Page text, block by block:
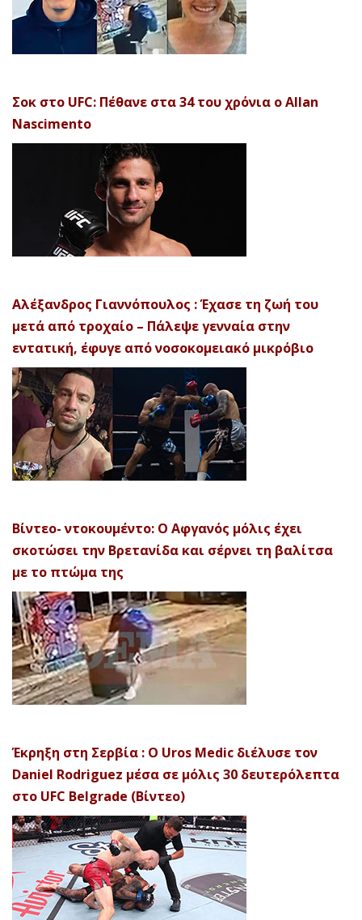
Σοκ στο UFC: Πέθανε στα 34 του χρόνια ο Allan
Nascimento
Αλέξανδρος Γιαννόπουλος : Έχασε τη ζωή του
μετά από τροχαίο – Πάλεψε γενναία στην
εντατική, έφυγε από νοσοκομειακό μικρόβιο
Βίντεο- ντοκουμέντο: Ο Αφγανός μόλις έχει
σκοτώσει την Βρετανίδα και σέρνει τη βαλίτσα
με το πτώμα της
Έκρηξη στη Σερβία : Ο Uros Medic διέλυσε τον
Daniel Rodriguez μέσα σε μόλις 30 δευτερόλεπτα
στο UFC Belgrade (Βίντεο)